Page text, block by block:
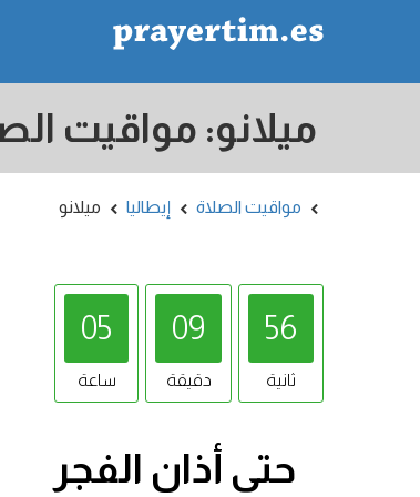
مواقيت الصلاة إيطاليا ميلانو
05
ساعة
09
دقيقة
55
ثانية
حتى أذان الفجر